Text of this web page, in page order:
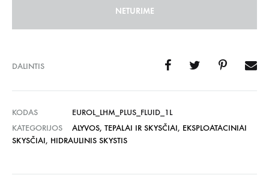
NETURIME
DALINTIS
KODAS
EUROL_LHM_PLUS_FLUID_1L
KATEGORIJOS
ALYVOS, TEPALAI IR SKYSČIAI, EKSPLOATACINIAI
SKYSČIAI, HIDRAULINIS SKYSTIS